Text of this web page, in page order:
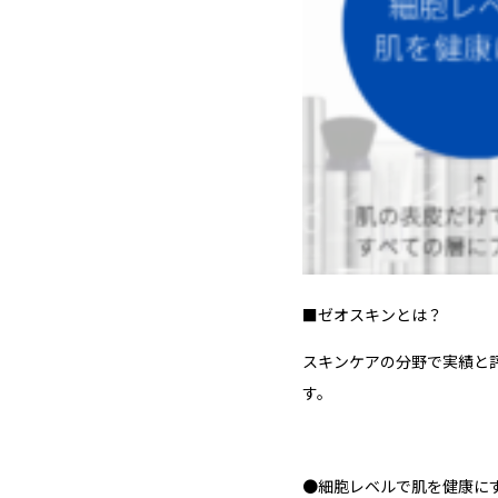
■ゼオスキンとは？
スキンケアの分野で実績と
す。
●細胞レベルで肌を健康に